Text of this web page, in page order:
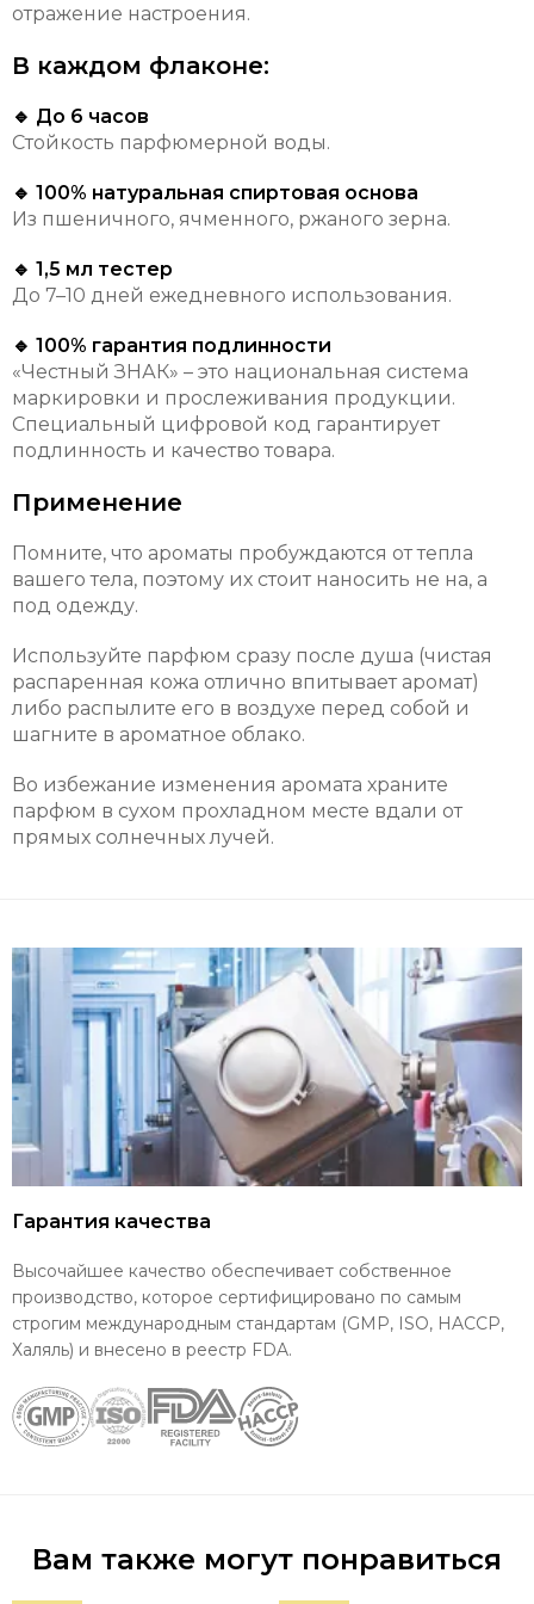
отражение настроения.
В каждом флаконе:
🔹 До 6 часов
Стойкость парфюмерной воды.
🔹 100% натуральная спиртовая основа
Из пшеничного, ячменного, ржаного зерна.
🔹 1,5 мл тестер
До 7–10 дней ежедневного использования.
🔹 100% гарантия подлинности
«Честный ЗНАК» – это национальная система
маркировки и прослеживания продукции.
Специальный цифровой код гарантирует
подлинность и качество товара.
Применение
Помните, что ароматы пробуждаются от тепла
вашего тела, поэтому их стоит наносить не на, а
под одежду.
Используйте парфюм сразу после душа (чистая
распаренная кожа отлично впитывает аромат)
либо распылите его в воздухе перед собой и
шагните в ароматное облако.
Во избежание изменения аромата храните
парфюм в сухом прохладном месте вдали от
прямых солнечных лучей.
Гарантия качества
Высочайшее качество обеспечивает собственное
производство, которое сертифицировано по самым
строгим международным стандартам (GMP, ISO, HACCP,
Халяль) и внесено в реестр FDA.
Вам также могут понравиться